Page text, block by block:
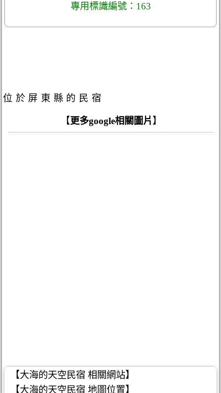
專用標識編號：163
位於屏東縣的民宿
【更多google相關圖片】
【大海的天空民宿 相關網站】
【大海的天空民宿 地圖位置】